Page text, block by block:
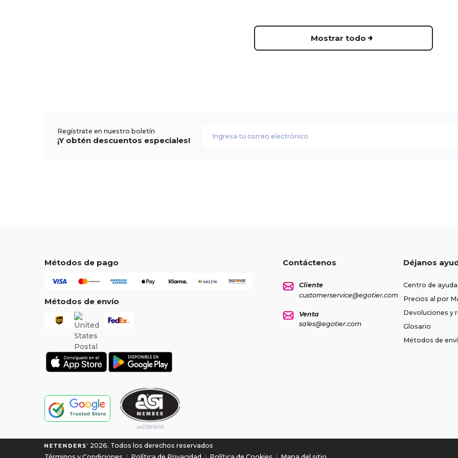
Mostrar todo
Regístrate en nuestro boletín
¡Y obtén descuentos especiales!
Métodos de pago
Métodos de envío
Contáctenos
Cliente
customerservice@egotier.com
Venta
sales@egotier.com
Déjanos
Centro de ayuda
Precios al por
Devoluciones y
Glosario
Métodos de
2026. Todos los derechos reservados